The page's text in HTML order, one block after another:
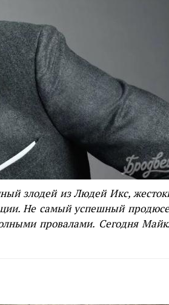
злодей из Людей Икс,
Не самый успешный
провалами. Сегодня